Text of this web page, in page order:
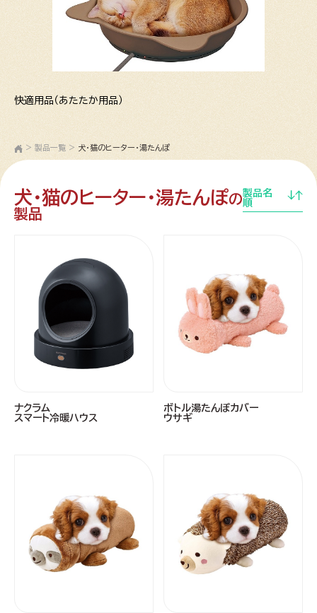
快適用品（あたたか用品）
> 製品一覧 >犬・猫のヒーター・湯たんぽ
犬・猫のヒーター・湯たんぽの
製品
製品名
順
ナクラム
スマート冷暖ハウス
ボトル湯たんぽカバー
ウサギ